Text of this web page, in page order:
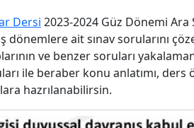
Dersi 2023-2024 Güz Dönemi Ara
dönemlere ait sınav sorularını
ve benzer soruları
ile beraber konu anlatımı, ders
hazrılanabilirsin.